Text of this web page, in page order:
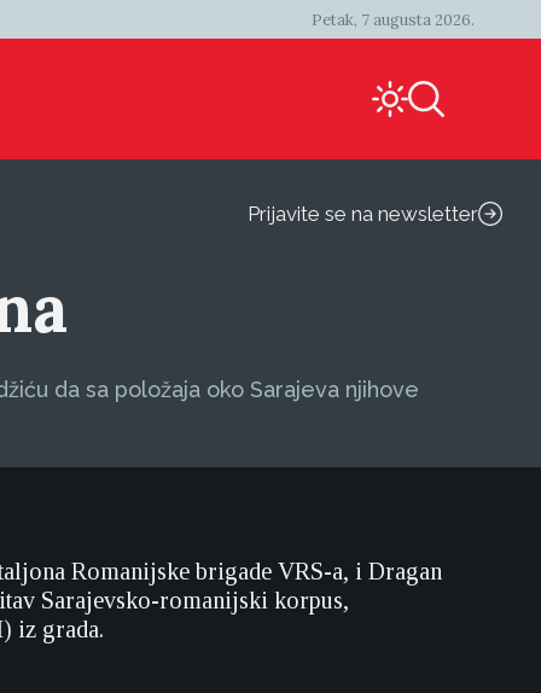
Petak, 7 augusta 2026.
Prijavite se na newsletter
da sa položaja oko Sarajeva njihove
Romanijske brigade VRS-a, i Dragan
Sarajevsko-romanijski korpus,
iz grada.